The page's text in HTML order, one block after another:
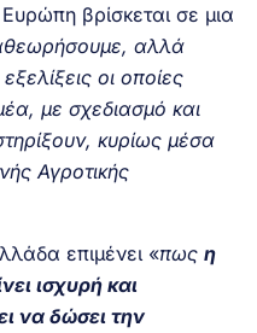
βρίσκεται σε μια
αλλά
οι οποίες
με σχεδιασμό και
κυρίως μέσα
Αγροτικής
επιμένει «πως η
ισχυρή και
να δώσει την